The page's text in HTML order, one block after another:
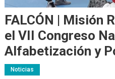
FALCÓN | Misión
el VII Congreso
Alfabetización y
Noticias